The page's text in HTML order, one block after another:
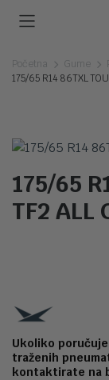
Početna Gume
175/65 R14 86TXL
175/65
TF2 ALL
Ukoliko
traženih
kontaktirate na